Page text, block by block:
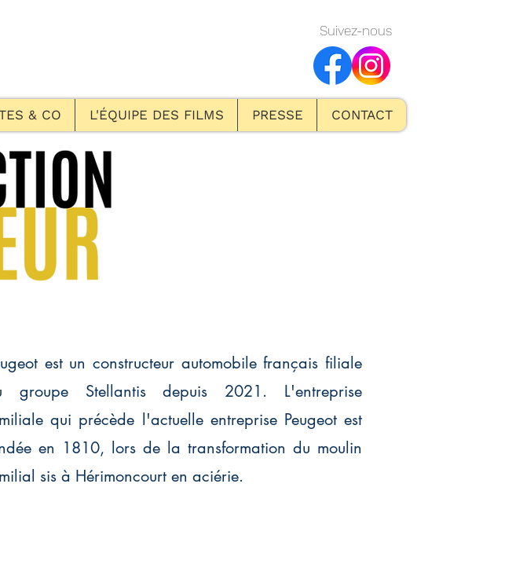
Suivez-nous
& CO L'ÉQUIPE DES FILMS PRESSE CONTACT
est un constructeur automobile français filiale
groupe Stellantis depuis 2021. L'entreprise
qui précède l'actuelle entreprise Peugeot est
en 1810, lors de la transformation du moulin
sis à Hérimoncourt en aciérie.